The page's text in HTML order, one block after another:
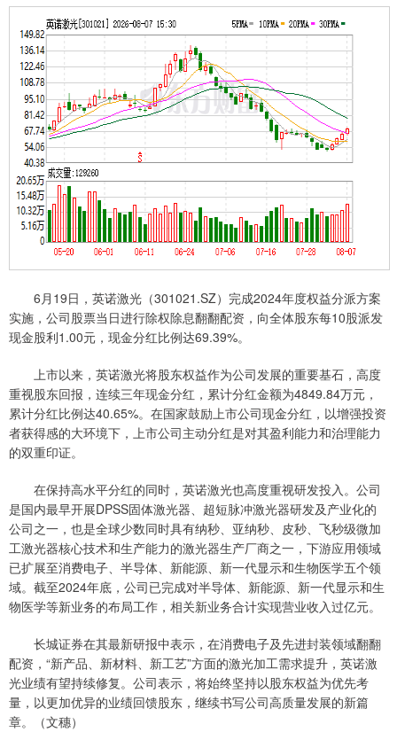
6月19日，英诺激光（301021.SZ）完成2024年度权益分派方案
实施，公司股票当日进行除权除息翻翻配资，向全体股东每10股派发
现金股利1.00元，现金分红比例达69.39%。
上市以来，英诺激光将股东权益作为公司发展的重要基石，高度
重视股东回报，连续三年现金分红，累计分红金额为4849.84万元，
累计分红比例达40.65%。在国家鼓励上市公司现金分红，以增强投资
者获得感的大环境下，上市公司主动分红是对其盈利能力和治理能力
的双重印证。
在保持高水平分红的同时，英诺激光也高度重视研发投入。公司
是国内最早开展DPSS固体激光器、超短脉冲激光器研发及产业化的
公司之一，也是全球少数同时具有纳秒、亚纳秒、皮秒、飞秒级微加
工激光器核心技术和生产能力的激光器生产厂商之一，下游应用领域
已扩展至消费电子、半导体、新能源、新一代显示和生物医学五个领
域。截至2024年底，公司已完成对半导体、新能源、新一代显示和生
物医学等新业务的布局工作，相关新业务合计实现营业收入过亿元。
长城证券在其最新研报中表示，在消费电子及先进封装领域翻翻
配资，“新产品、新材料、新工艺”方面的激光加工需求提升，英诺激
光业绩有望持续修复。公司表示，将始终坚持以股东权益为优先考
量，以更加优异的业绩回馈股东，继续书写公司高质量发展的新篇
章。（文穗）